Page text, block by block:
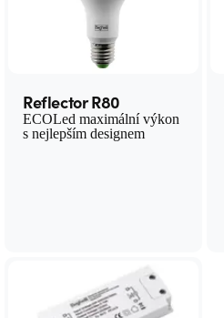
Reflector R80
ECOLed maximální výkon
s nejlepším designem